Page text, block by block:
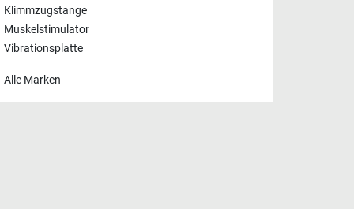
Klimmzugstange
Muskelstimulator
Vibrationsplatte
Alle Marken